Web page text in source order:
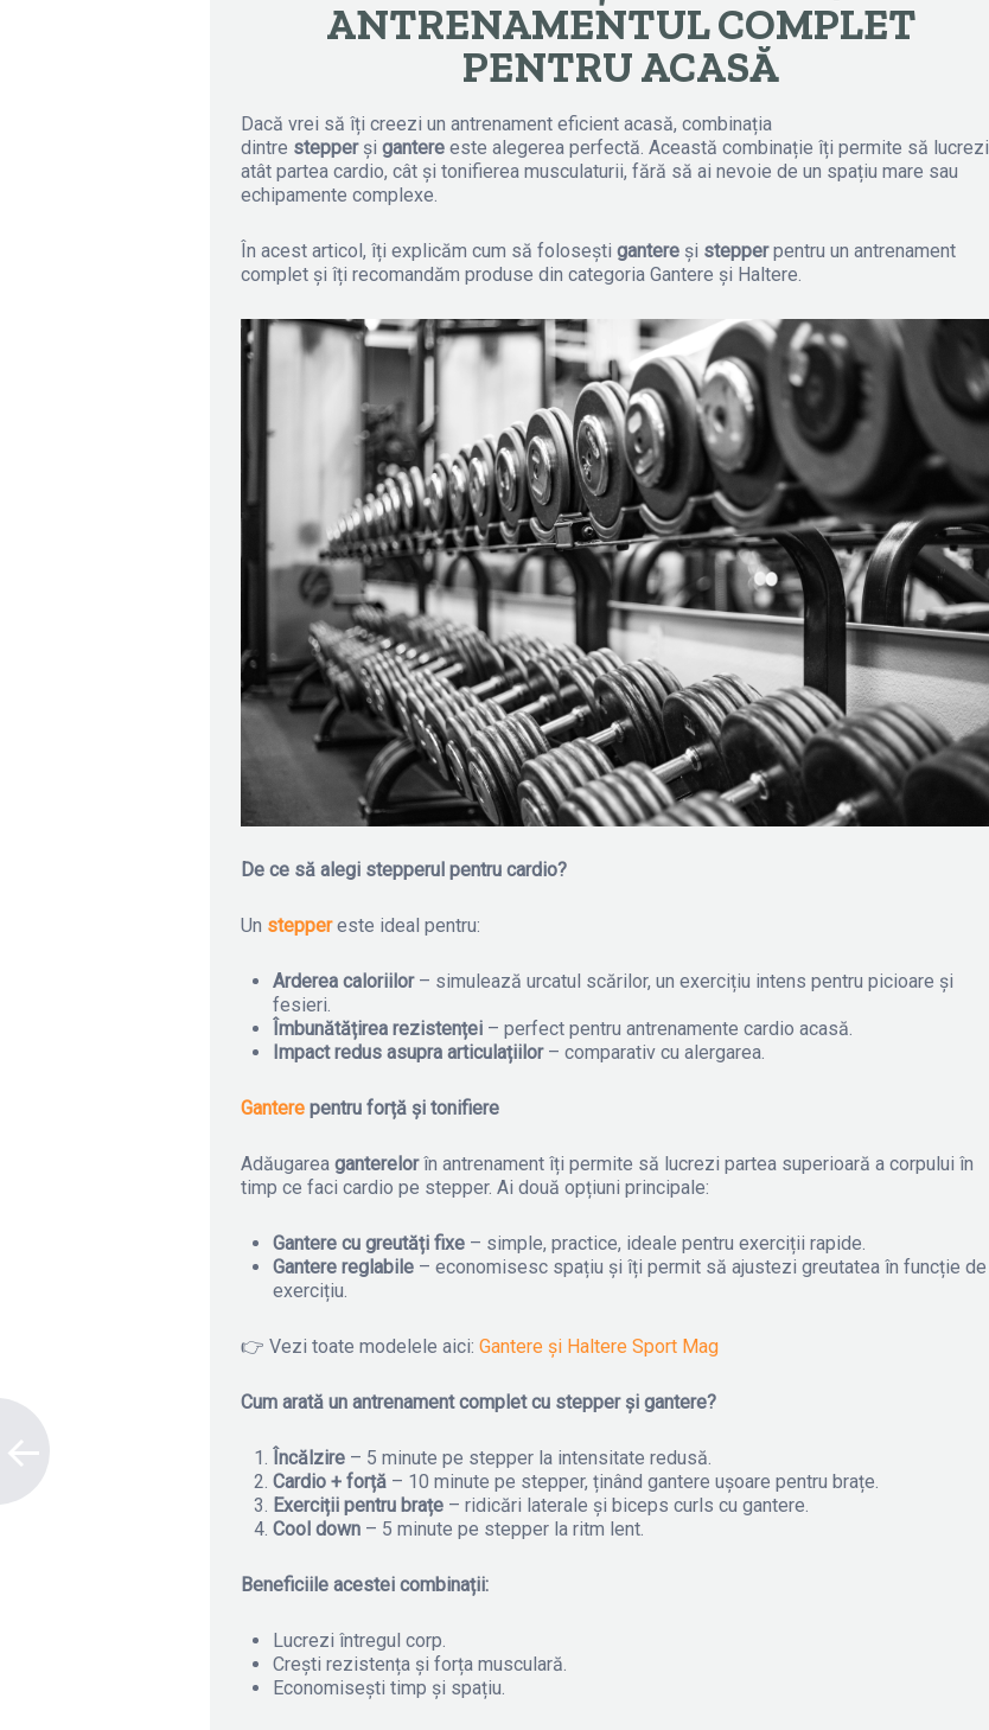
ANTRENAMENTUL COMPLET
PENTRU ACASĂ
Dacă vrei să îți creezi un antrenament eficient acasă, combinația
dintre stepperși gantere este alegerea perfectă. Această combinație îți permite să lucrezi
atât partea cardio, cât și tonifierea musculaturii, fără să ai nevoie de un spațiu mare sau
echipamente complexe.
În acest articol, îți explicăm cum să folosești gantere și stepperpentru un antrenament
complet și îți recomandăm produse din categoria Gantere și Haltere.
De ce să alegi stepperul pentru cardio?
Un stepper este ideal pentru:
Arderea caloriilor– simulează urcatul scărilor, un exercițiu intens pentru picioare și
fesieri.
Îmbunătățirea rezistenței – perfect pentru antrenamente cardio acasă.
Impact redus asupra articulațiilor– comparativ cu alergarea.
Gantere pentru forță și tonifiere
Adăugarea ganterelorîn antrenament îți permite să lucrezi partea superioară a corpului în
timp ce faci cardio pe stepper. Ai două opțiuni principale:
Gantere cu greutăți fixe – simple, practice, ideale pentru exerciții rapide.
Gantere reglabile – economisesc spațiu și îți permit să ajustezi greutatea în funcție de
exercițiu.
👉 Vezi toate modelele aici: Gantere și Haltere Sport Mag
Cum arată un antrenament complet cu stepper și gantere?
Încălzire – 5 minute pe stepper la intensitate redusă.
Cardio + forță – 10 minute pe stepper, ținând gantere ușoare pentru brațe.
Exerciții pentru brațe – ridicări laterale și biceps curls cu gantere.
Cool down – 5 minute pe stepper la ritm lent.
Beneficiile acestei combinații:
Lucrezi întregul corp.
Crești rezistența și forța musculară.
Economisești timp și spațiu.